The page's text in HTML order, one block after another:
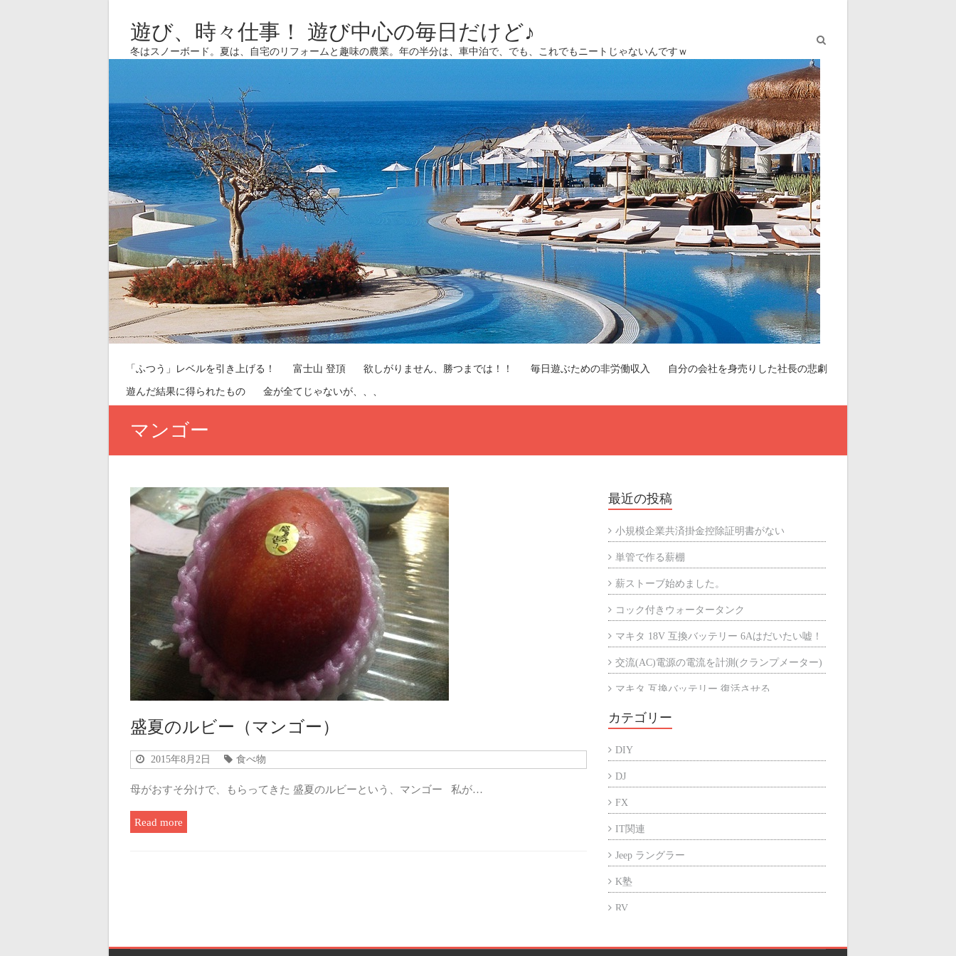
遊び、時々仕事！ 遊び中心の毎日だけど♪
冬はスノーボード。夏は、自宅のリフォームと趣味の農業。年の半分は、車中泊で、でも、これでもニートじゃないんですｗ
「ふつう」レベルを引き上げる！ 富士山 登頂 欲しがりません、勝つまでは！！ 毎日遊ぶための非労働収入 自分の会社を身売りした社長の悲劇
遊んだ結果に得られたもの 金が全てじゃないが、、、
マンゴー
盛夏のルビー（マンゴー）
2015年8月2日 食べ物
母がおすそ分けで、もらってきた 盛夏のルビーという、マンゴー 私が…
Read more
最近の投稿
小規模企業共済掛金控除証明書がない
単管で作る薪棚
薪ストーブ始めました。
コック付きウォータータンク
マキタ 18V 互換バッテリー 6Aはだいたい嘘！
交流(AC)電源の電流を計測(クランプメーター)
マキタ 互換バッテリー 復活させる
マキタ 互換バッテリーが充電できない
カテゴリー
DIY
DJ
FX
IT関連
Jeep ラングラー
K塾
RV